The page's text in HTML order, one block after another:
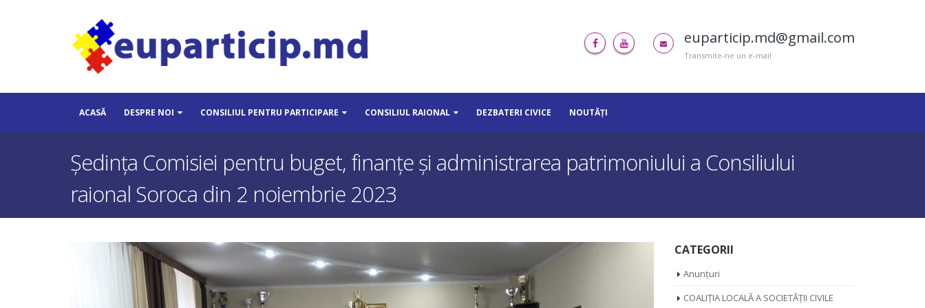
euparticip.md@gmail.com
Transmite-ne un e-mail
ACASĂ DESPRE NOI CONSILIUL PENTRU PARTICIPARE CONSILIUL RAIONAL DEZBATERI CIVICE NOUTĂȚI
Ședința Comisiei pentru buget, finanțe și administrarea patrimoniului a Consiliului
raional Soroca din 2 noiembrie 2023
CATEGORII
Anunțuri
COALIȚIA LOCALĂ A SOCIETĂȚII CIVILE